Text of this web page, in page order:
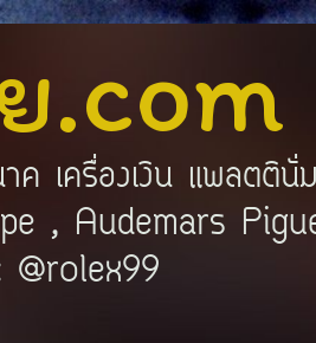
.com
ค เครื่องเงิน แพลตตินั่ม
, Audemars